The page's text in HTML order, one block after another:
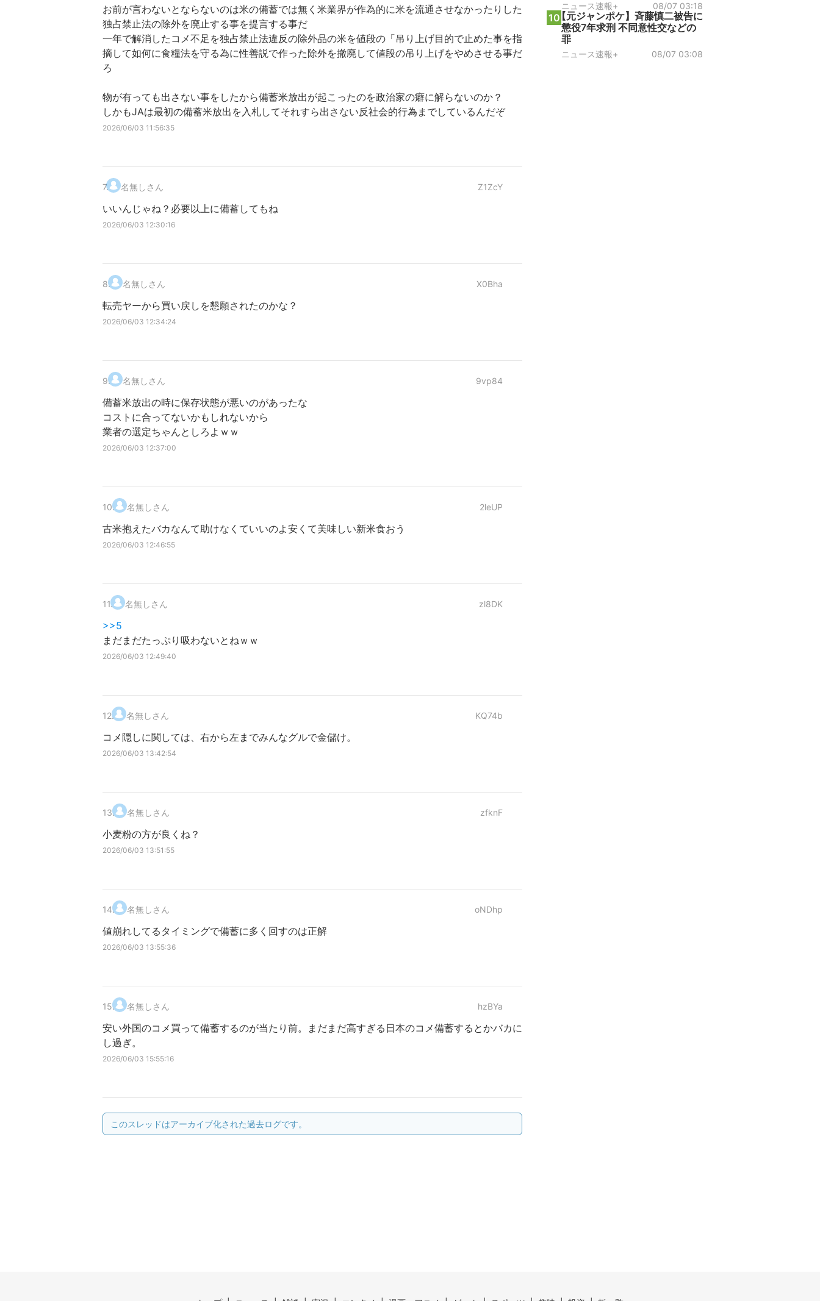
お前が言わないとならないのは米の備蓄では無く米業界が作為的に米を流通させなかったりした
独占禁止法の除外を廃止する事を提言する事だ
一年で解消したコメ不足を独占禁止法違反の除外品の米を値段の「吊り上げ目的で止めた事を指
摘して如何に食糧法を守る為に性善説で作った除外を撤廃して値段の吊り上げをやめさせる事だ
ろ
物が有っても出さない事をしたから備蓄米放出が起こったのを政治家の癖に解らないのか？
しかもJAは最初の備蓄米放出を入札してそれすら出さない反社会的行為までしているんだぞ
2026/06/03 11:56:35
7. 名無しさん Z1ZcY
いいんじゃね？必要以上に備蓄してもね
2026/06/03 12:30:16
8. 名無しさん X0Bha
転売ヤーから買い戻しを懇願されたのかな？
2026/06/03 12:34:24
9. 名無しさん 9vp84
備蓄米放出の時に保存状態が悪いのがあったな
コストに合ってないかもしれないから
業者の選定ちゃんとしろよｗｗ
2026/06/03 12:37:00
10. 名無しさん 2leUP
古米抱えたバカなんて助けなくていいのよ安くて美味しい新米食おう
2026/06/03 12:46:55
11. 名無しさん zl8DK
>>5
まだまだたっぷり吸わないとねｗｗ
2026/06/03 12:49:40
12. 名無しさん KQ74b
コメ隠しに関しては、右から左までみんなグルで金儲け。
2026/06/03 13:42:54
13. 名無しさん zfknF
小麦粉の方が良くね？
2026/06/03 13:51:55
14. 名無しさん oNDhp
値崩れしてるタイミングで備蓄に多く回すのは正解
2026/06/03 13:55:36
15. 名無しさん hzBYa
安い外国のコメ買って備蓄するのが当たり前。まだまだ高すぎる日本のコメ備蓄するとかバカに
し過ぎ。
2026/06/03 15:55:16
このスレッドはアーカイブ化された過去ログです。
ニュース速報+ 08/07 03:18
10【元ジャンポケ】斉藤慎二被告に
懲役7年求刑 不同意性交などの
罪
ニュース速報+ 08/07 03:08